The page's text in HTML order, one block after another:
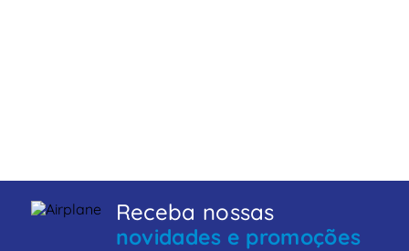
Receba nossas
novidades e promoções